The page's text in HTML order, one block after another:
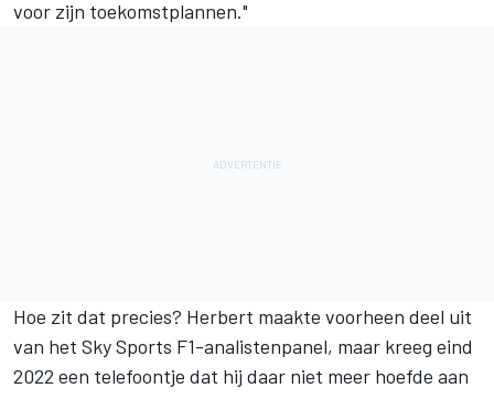
voor zijn toekomstplannen."
Hoe zit dat precies? Herbert maakte voorheen deel uit
van het Sky Sports F1-analistenpanel, maar kreeg eind
2022 een telefoontje dat hij daar niet meer hoefde aan